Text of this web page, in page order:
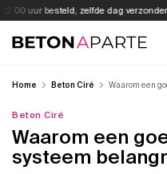
Skip
to
content
uur besteld, zelfde dag verzonden
Beton Aparte
Home Beton Ciré Waarom een
Beton Ciré
Waarom een
systeem